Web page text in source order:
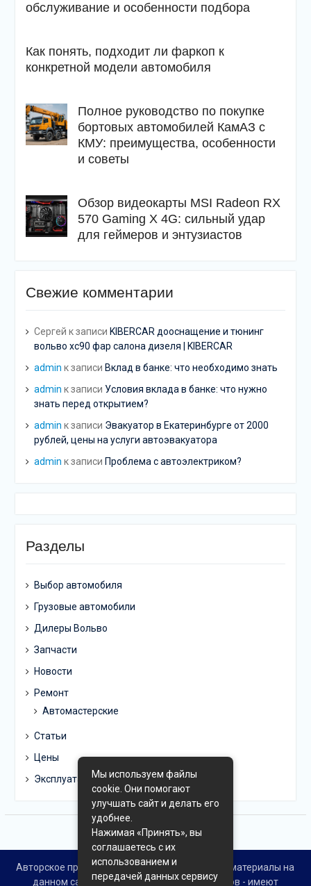
обслуживание и особенности подбора
Как понять, подходит ли фаркоп к
конкретной модели автомобиля
Полное руководство по покупке
бортовых автомобилей КамАЗ с
КМУ: преимущества, особенности
и советы
Обзор видеокарты MSI Radeon RX
570 Gaming X 4G: сильный удар
для геймеров и энтузиастов
Свежие комментарии
Сергей к записи KIBERCAR дооснащение и тюнинг
вольво хс90 фар салона дизеля | KIBERCAR
admin к записи Вклад в банке: что необходимо знать
admin к записи Условия вклада в банке: что нужно
знать перед открытием?
admin к записи Эвакуатор в Екатеринбурге от 2000
рублей, цены на услуги автоэвакуатора
admin к записи Проблема с автоэлектриком?
Разделы
Выбор автомобиля
Грузовые автомобили
Дилеры Вольво
Запчасти
Новости
Ремонт
Автомастерские
Статьи
Цены
Эксплуатация
Авторское право © Все права защищены. Все материалы на
данном сайте взяты из открытых источников - имеют
Мы используем файлы
cookie. Они помогают
улучшать сайт и делать его
удобнее.
Нажимая «Принять», вы
соглашаетесь с их
использованием и
передачей данных сервису